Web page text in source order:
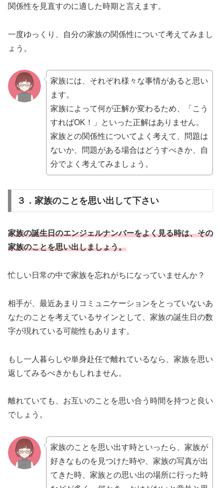
関係性を見直すのに適した時期と言えます。
一度ゆっくり、自分の家族の関係性について考えてみまし
ょう。
家族には、それぞれ様々な事情があると思い
ます。
家族によって何が正解か変わるため、「こう
すればOK！」といった正解はありません。
家族との関係性についてよく考えて、問題は
ないか、問題がある場合はどうすべきか、自
分でよく考えてみましょう。
３．家族のことを思い出して下さい
家族の誕生日のエンジェルナンバーをよく見る時は、その
家族のことを思い出しましょう。
忙しい日常の中で家族を忘れがちになっていませんか？
相手が、最近あまりコミュニケーションをとっていないあ
なたのことを考えているサインとして、家族の誕生日の数
字が現れている可能性もあります。
もし一人暮らしや単身赴任で離れているなら、家族を思い
返してみるべきかもしれません。
離れていても、お互いのことを思い合う時間を持つと良い
でしょう。
家族のことを思い出す時といったら、家族が
好きなものを見つけた時や、家族の写真が出
てきた時、家族との思い出の場所に行った時